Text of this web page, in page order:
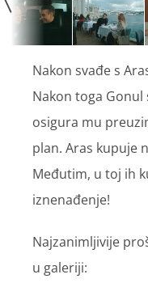
Nakon svađe s
Nakon toga Gonul
osigura mu
plan. Aras kupuje
Međutim, u toj ih
iznenađenje!
Najzanimljivije
u galeriji: